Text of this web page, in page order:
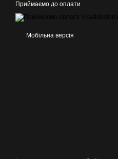
Приймаємо до оплати
Мобільна версія